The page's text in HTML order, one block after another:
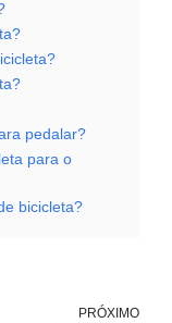
pedalar?
para o
bicicleta?
PRÓXIMO